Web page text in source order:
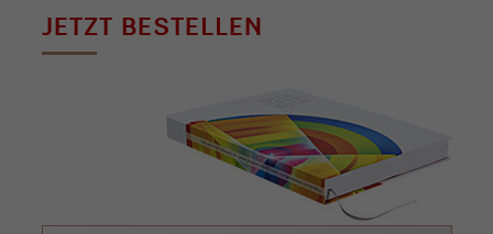
JETZT BESTELLEN